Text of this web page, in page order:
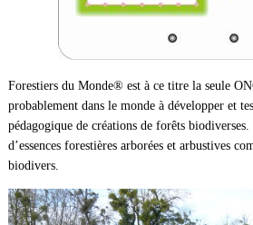
Forestiers du Monde® est à ce titre la seule
probablement dans le monde à développer et
pédagogique de créations de forêts
d’essences forestières arborées et arbustives
biodivers.